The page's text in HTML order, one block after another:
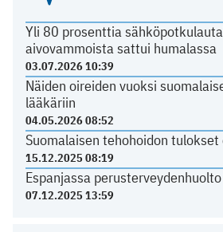
Yli 80 prosenttia
aivovammoista sattui humalassa
03.07.2026 10:39
Näiden oireiden vuoksi
lääkäriin
04.05.2026 08:52
Suomalaisen tehohoidon
15.12.2025 08:19
Espanjassa
07.12.2025 13:59